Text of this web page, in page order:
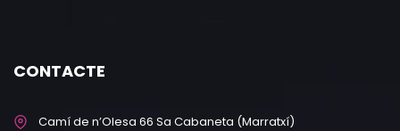
CONTACTE
Camí de n’Olesa 66 Sa Cabaneta (Marratxí)